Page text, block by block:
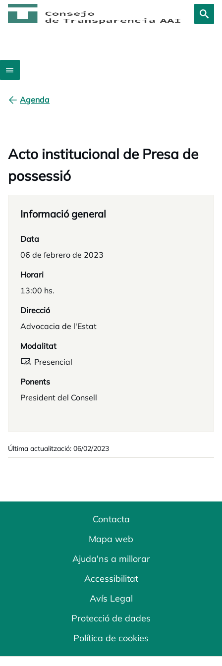
Agenda
Acto institucional de Presa de
possessió
Informació general
Data
06 de febrero de 2023
Horari
13:00 hs.
Direcció
Advocacia de l'Estat
Modalitat
Presencial
Ponents
President del Consell
Última actualització: 06/02/2023
Contacta
Mapa web
Ajuda'ns a millorar
Accessibilitat
Avís Legal
Protecció de dades
Política de cookies